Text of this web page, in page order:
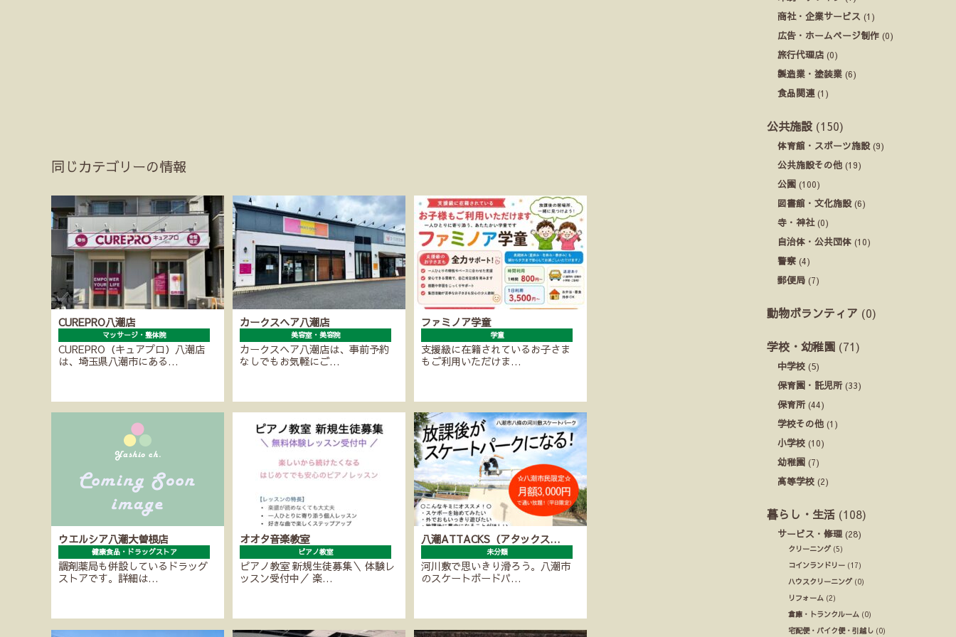
同じカテゴリーの情報
CUREPRO八潮店
マッサージ・整体院
CUREPRO（キュアプロ）八潮店
は、埼玉県八潮市にある…
カークスヘア八潮店
美容室・美容院
カークスヘア八潮店は、事前予約
なしでもお気軽にご…
ファミノア学童
学童
支援級に在籍されているお子さま
もご利用いただけま…
ウエルシア八潮大曽根店
健康食品・ドラッグストア
調剤薬局も併設しているドラッグ
ストアです。詳細は…
オオタ音楽教室
ピアノ教室
ピアノ教室 新規生徒募集＼ 体験レ
ッスン受付中／ 楽…
八潮ATTACKS（アタックス…
未分類
河川敷で思いきり滑ろう。八潮市
のスケートボードパ…
商社・企業サービス (1)
広告・ホームページ制作 (0)
旅行代理店 (0)
製造業・塗装業 (6)
食品関連 (1)
公共施設 (150)
体育館・スポーツ施設(9)
公共施設その他 (19)
公園 (100)
図書館・文化施設(6)
寺・神社(0)
自治体・公共団体 (10)
警察 (4)
郵便局 (7)
動物ボランティア (0)
学校・幼稚園 (71)
中学校 (5)
保育園・託児所(33)
保育所(44)
学校その他 (1)
小学校 (10)
幼稚園 (7)
高等学校 (2)
暮らし・生活 (108)
サービス・修理 (28)
クリーニング(5)
コインランドリー (17)
ハウスクリーニング(0)
リフォーム (2)
倉庫・トランクルーム (0)
宅配便・バイク便・引越し (0)